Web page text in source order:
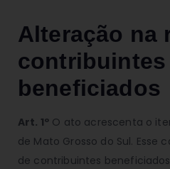
Alteração na
contribuintes
beneficiados
Art. 1º O ato acrescenta o
de Mato Grosso do Sul. Esse
de contribuintes